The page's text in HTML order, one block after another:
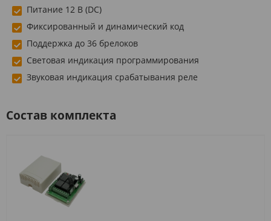
Питание 12 В (DC)
Фиксированный и динамический код
Поддержка до 36 брелоков
Световая индикация программирования
Звуковая индикация срабатывания реле
Состав комплекта